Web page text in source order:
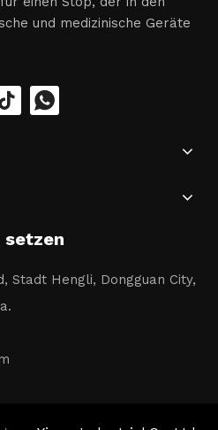
und medizinische Geräte
setzen
Stadt Hengli, Dongguan City,